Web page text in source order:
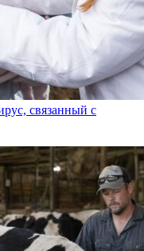
связанный с